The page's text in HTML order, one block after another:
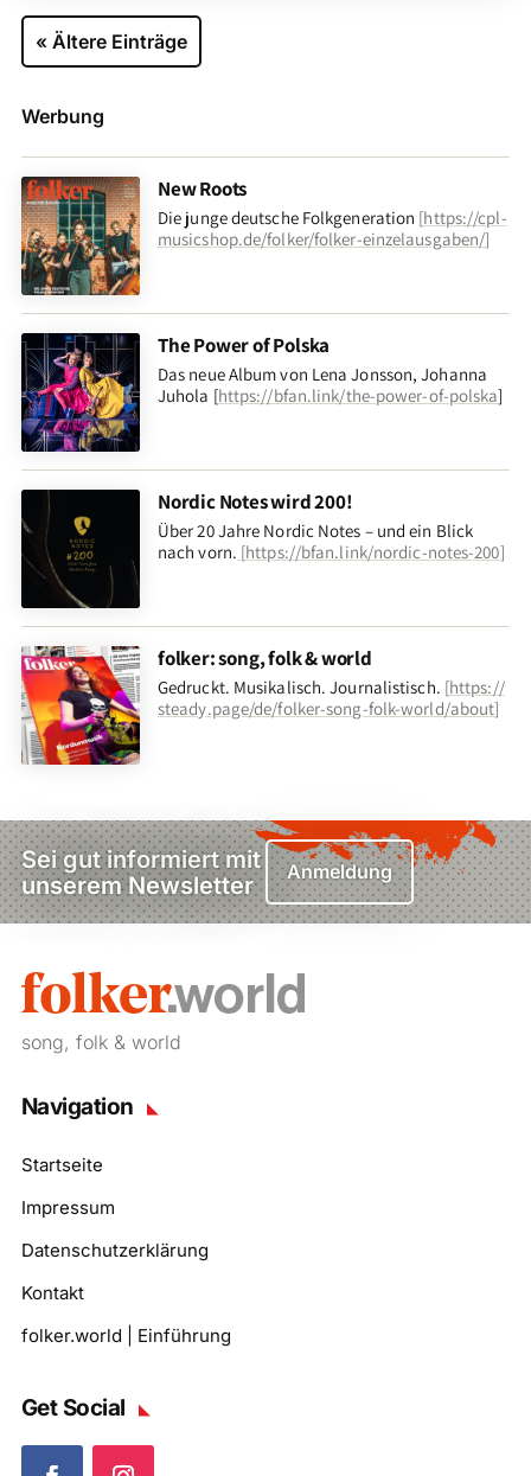
« Ältere Einträge
Werbung
New Roots
Die junge deutsche Folkgeneration [https://cpl-
musicshop.de/folker/folker-einzelausgaben/]
The Power of Polska
Das neue Album von Lena Jonsson, Johanna
Juhola [https://bfan.link/the-power-of-polska]
Nordic Notes wird 200!
Über 20 Jahre Nordic Notes – und ein Blick
nach vorn. [https://bfan.link/nordic-notes-200]
folker: song, folk & world
Gedruckt. Musikalisch. Journalistisch. [https://
steady.page/de/folker-song-folk-world/about]
Sei gut informiert mit
unserem Newsletter
Anmeldung
song, folk & world
Navigation
Startseite
Impressum
Datenschutzerklärung
Kontakt
folker.world | Einführung
Get Social